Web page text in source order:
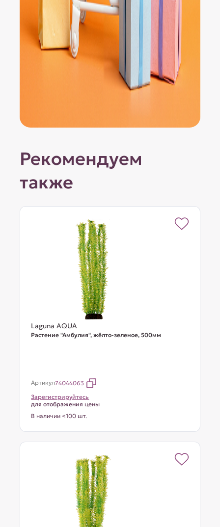
Рекомендуем
также
Laguna AQUA
Растение "Амбулия", жёлто-зеленое, 500мм
Артикул74044063
Зарегистрируйтесь
для отображения цены
В наличии <100 шт.